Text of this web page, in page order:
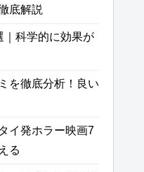
底解説
｜科学的に効果が
を徹底分析！良い
イ発ホラー映画7
る